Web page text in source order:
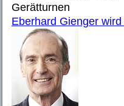
Gerätturnen
Eberhard Gienger